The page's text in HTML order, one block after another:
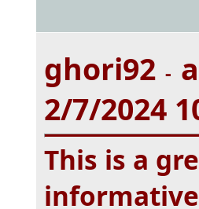
ghori92 -
2/7/2024
This is a